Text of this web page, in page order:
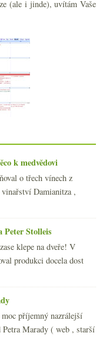
piju nejčas...
2004
– Domaine ...
košty vína...
(ale i jinde), uvítám Vaše
k medvědovi
o třech vínech z
Damianitza ,
Peter Stolleis
klepe na dveře! V
produkci docela dost
příjemný nazrálejší
Marady ( web , starší